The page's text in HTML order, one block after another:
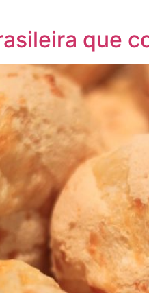
que